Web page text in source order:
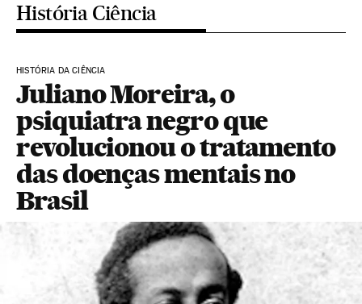
História Ciência
HISTÓRIA DA CIÊNCIA
Juliano Moreira, o
psiquiatra negro que
revolucionou o tratamento
das doenças mentais no
Brasil